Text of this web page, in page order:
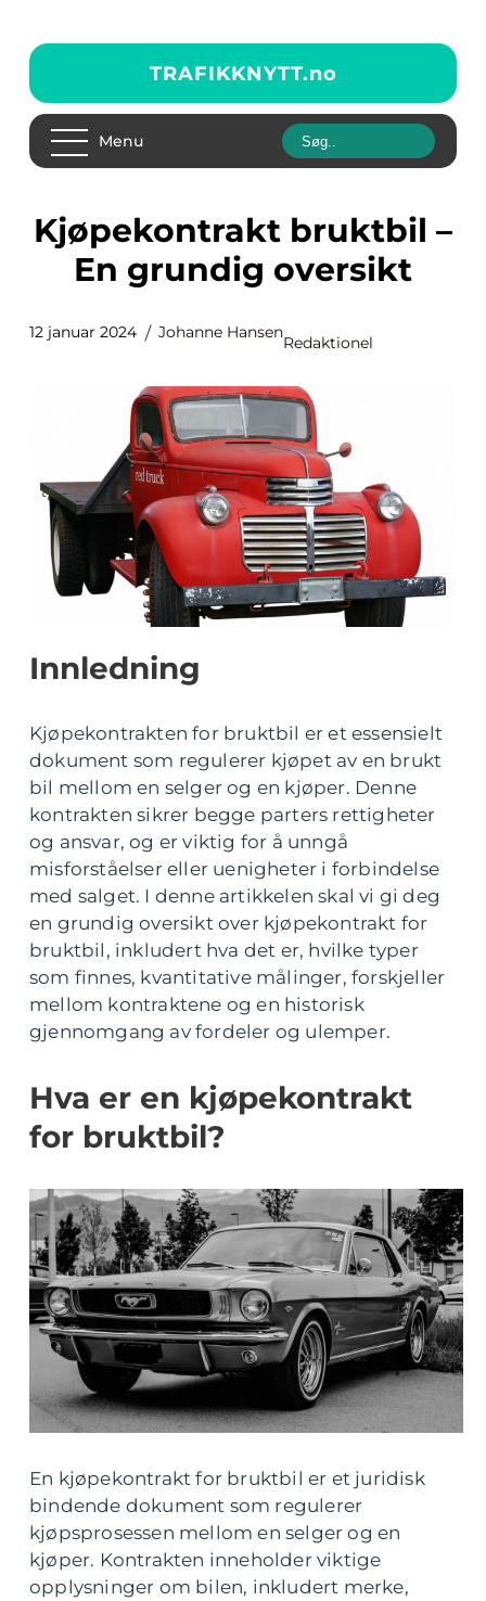
TRAFIKKNYTT.no
Menu
Kjøpekontrakt bruktbil –
En grundig oversikt
12 januar 2024 Johanne Hansen
Redaktionel
Innledning
Kjøpekontrakten for bruktbil er et essensielt
dokument som regulerer kjøpet av en brukt
bil mellom en selger og en kjøper. Denne
kontrakten sikrer begge parters rettigheter
og ansvar, og er viktig for å unngå
misforståelser eller uenigheter i forbindelse
med salget. I denne artikkelen skal vi gi deg
en grundig oversikt over kjøpekontrakt for
bruktbil, inkludert hva det er, hvilke typer
som finnes, kvantitative målinger, forskjeller
mellom kontraktene og en historisk
gjennomgang av fordeler og ulemper.
Hva er en kjøpekontrakt
for bruktbil?
En kjøpekontrakt for bruktbil er et juridisk
bindende dokument som regulerer
kjøpsprosessen mellom en selger og en
kjøper. Kontrakten inneholder viktige
opplysninger om bilen, inkludert merke,